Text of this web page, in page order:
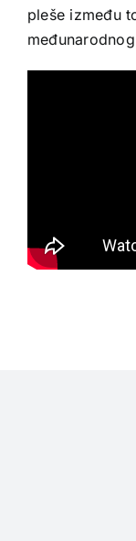
pleše između